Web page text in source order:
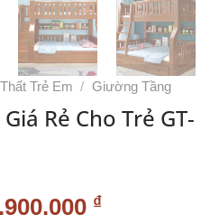
Trẻ Em / Giường Tầng
Rẻ Cho Trẻ GT-
₫